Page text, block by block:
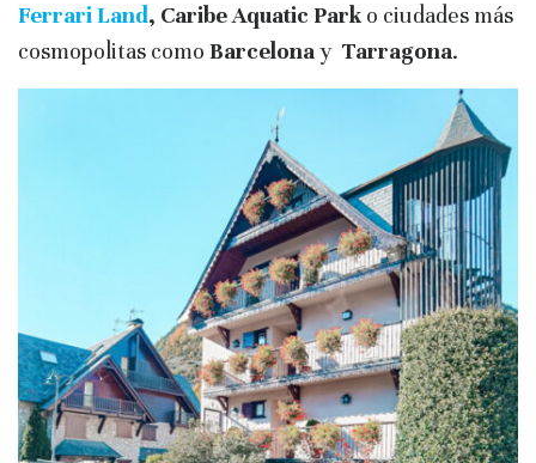
Ferrari Land, Caribe Aquatic Parko ciudades más
cosmopolitas como Barcelonay Tarragona.